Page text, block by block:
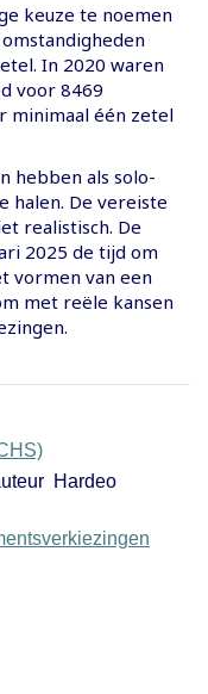
keuze te noemen
In 2020 waren
voor 8469
minimaal één zetel
hebben als solo-
halen. De vereiste
realistisch. De
2025 de tijd om
vormen van een
met reële kansen
Hardeo